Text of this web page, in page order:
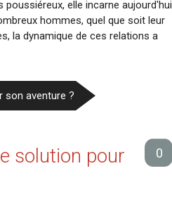
elle incarne aujourd'hui
hommes, quel que soit leur
la dynamique de ces relations a
son aventure ?
solution pour
0